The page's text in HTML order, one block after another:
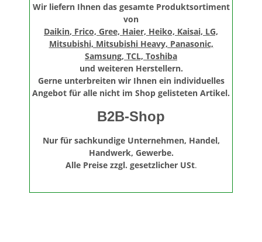
Wir liefern Ihnen das gesamte Produktsortiment
von
Daikin, Frico, Gree, Haier, Heiko, Kaisai, LG,
Mitsubishi, Mitsubishi Heavy, Panasonic,
Samsung, TCL, Toshiba
und weiteren Herstellern.
Gerne unterbreiten wir Ihnen ein individuelles
Angebot für alle nicht im Shop gelisteten Artikel.
B2B-Shop
Nur für sachkundige Unternehmen, Handel,
Handwerk, Gewerbe.
Alle Preise zzgl. gesetzlicher USt.